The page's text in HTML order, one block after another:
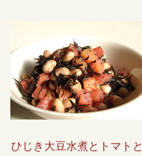
ひじき大豆水煮とトマトと